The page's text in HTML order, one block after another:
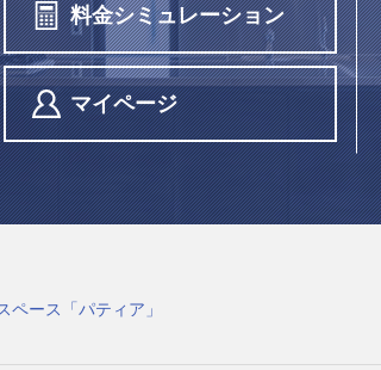
料金シミュレーション
マイページ
ペース「パティア」